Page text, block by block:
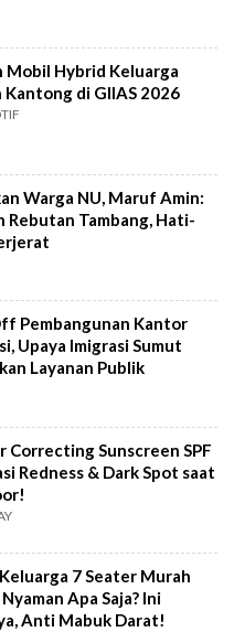
Mobil Hybrid Keluarga
Kantong di GIIAS 2026
Warga NU, Maruf Amin:
Rebutan Tambang, Hati-
Pembangunan Kantor
Upaya Imigrasi Sumut
Layanan Publik
Correcting Sunscreen SPF
Redness & Dark Spot saat
7 Seater Murah
Apa Saja? Ini
Anti Mabuk Darat!